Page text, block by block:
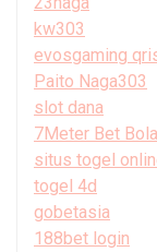
kw303
evosgaming
Paito Naga303
slot dana
7Meter Bet Bola
situs togel
togel 4d
gobetasia
188bet login